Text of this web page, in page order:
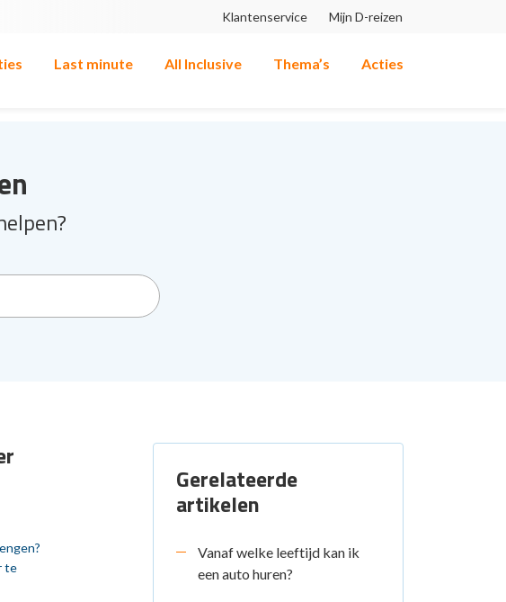
Klantenservice Mijn D-reizen
Last minute All Inclusive Thema’s Acties
te
Gerelateerde
artikelen
Vanaf welke leeftijd kan ik
een auto huren?